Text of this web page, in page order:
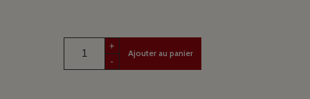
+
-
Ajouter au panier